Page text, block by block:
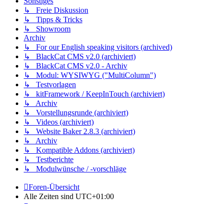
↳ Freie Diskussion
↳ Tipps & Tricks
↳ Showroom
Archiv
↳ For our English speaking visitors (archived)
↳ BlackCat CMS v2.0 (archiviert)
↳ BlackCat CMS v2.0 - Archiv
↳ Modul: WYSIWYG ("MultiColumn")
↳ Testvorlagen
↳ kitFramework / KeepInTouch (archiviert)
↳ Archiv
↳ Vorstellungsrunde (archiviert)
↳ Videos (archiviert)
↳ Website Baker 2.8.3 (archiviert)
↳ Archiv
↳ Kompatible Addons (archiviert)
↳ Testberichte
↳ Modulwünsche / -vorschläge
Foren-Übersicht
Alle Zeiten sind UTC+01:00